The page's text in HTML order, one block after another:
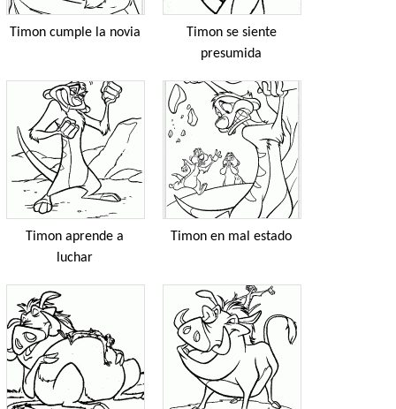
Timon cumple la novia
Timon se siente
presumida
Timon aprende a
luchar
Timon en mal estado